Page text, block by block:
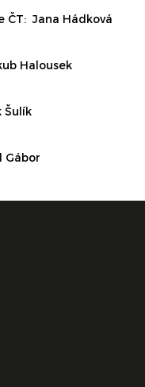
ČT: Jana Hádková
Halousek
Šulík
Gábor